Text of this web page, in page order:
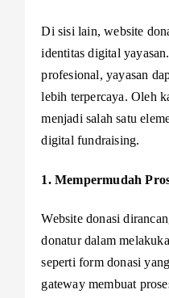
Di sisi lain, website
identitas digital
profesional, yayasan
lebih terpercaya. Oleh
menjadi salah satu
digital fundraising.
1. Mempermudah
Website donasi
donatur dalam
seperti form donasi
gateway membuat